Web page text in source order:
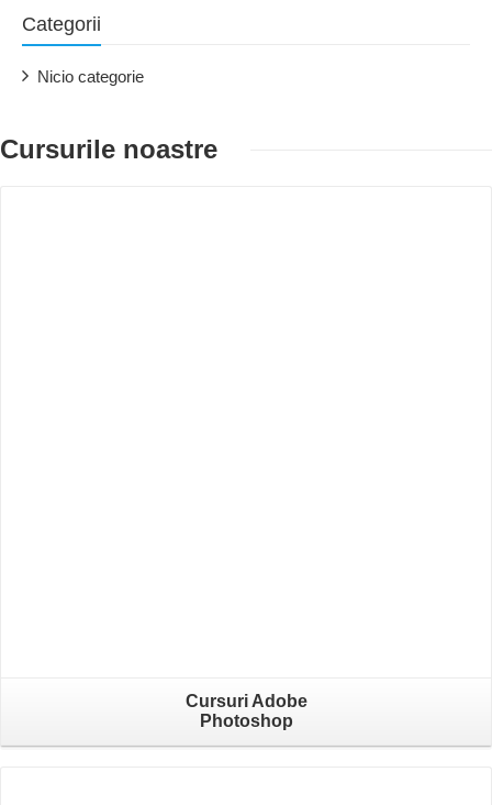
Categorii
Nicio categorie
Cursurile noastre
Cursuri Adobe
Photoshop